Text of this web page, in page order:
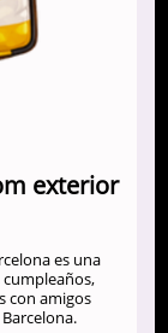
exterior
es una
cumpleaños,
con amigos